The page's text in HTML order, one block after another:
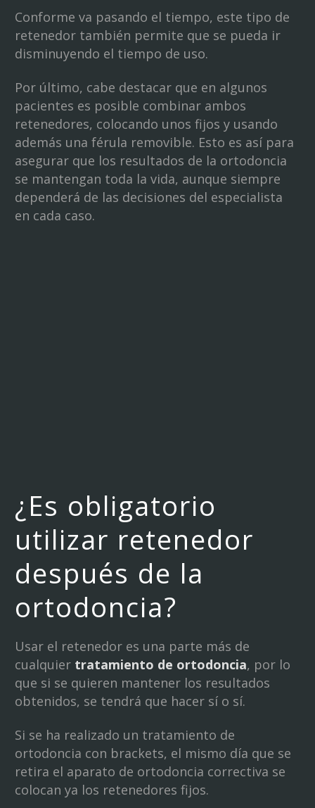
Conforme va pasando el tiempo, este tipo de
retenedor también permite que se pueda ir
disminuyendo el tiempo de uso.
Por último, cabe destacar que en algunos
pacientes es posible combinar ambos
retenedores, colocando unos fijos y usando
además una férula removible. Esto es así para
asegurar que los resultados de la ortodoncia
se mantengan toda la vida, aunque siempre
dependerá de las decisiones del especialista
en cada caso.
¿Es obligatorio
utilizar retenedor
después de la
ortodoncia?
Usar el retenedor es una parte más de
cualquier tratamiento de ortodoncia, por lo
que si se quieren mantener los resultados
obtenidos, se tendrá que hacer sí o sí.
Si se ha realizado un tratamiento de
ortodoncia con brackets, el mismo día que se
retira el aparato de ortodoncia correctiva se
colocan ya los retenedores fijos.